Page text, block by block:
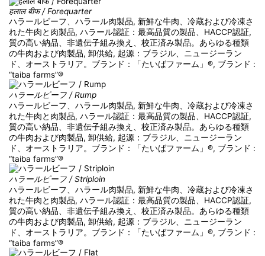
हलाल बीफ / Forequarter
ハラールビーフ、ハラール肉製品, 新鮮な牛肉、冷蔵および冷凍さ
れた牛肉と肉製品, ハラール認証：最高品質の製品、HACCP認証,
質の高い納品、非遺伝子組み換え、校正済み製品。あらゆる種類
の牛肉および肉製品, 卸供給, 起源：ブラジル、ニュージーラン
ド、オーストラリア。ブランド：「たいばファーム」®, ブランド :
“taiba farms”®
ハラールビーフ / Rump
ハラールビーフ、ハラール肉製品, 新鮮な牛肉、冷蔵および冷凍さ
れた牛肉と肉製品, ハラール認証：最高品質の製品、HACCP認証,
質の高い納品、非遺伝子組み換え、校正済み製品。あらゆる種類
の牛肉および肉製品, 卸供給, 起源：ブラジル、ニュージーラン
ド、オーストラリア。ブランド：「たいばファーム」®, ブランド :
“taiba farms”®
ハラールビーフ / Striploin
ハラールビーフ、ハラール肉製品, 新鮮な牛肉、冷蔵および冷凍さ
れた牛肉と肉製品, ハラール認証：最高品質の製品、HACCP認証,
質の高い納品、非遺伝子組み換え、校正済み製品。あらゆる種類
の牛肉および肉製品, 卸供給, 起源：ブラジル、ニュージーラン
ド、オーストラリア。ブランド：「たいばファーム」®, ブランド :
“taiba farms”®